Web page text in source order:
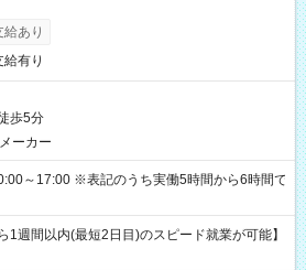
あり
有り
歩5分
ーカー
ち実働5時間から6時間で
1週間以内(最短2日目)のスピード就業が可能】